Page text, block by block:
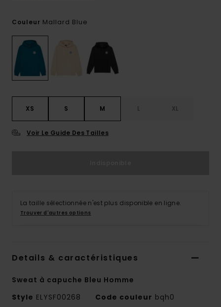
Couleur Mallard Blue
XS S M L XL
Voir Le Guide Des Tailles
La taille sélectionnée n'est plus disponible en ligne.
Trouver d'autres options
Details & caractéristiques
Sweat à capuche Bleu Homme
Style ELYSF00268 Code couleur bqh0